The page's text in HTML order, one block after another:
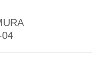
社帰りの人々や女
年配層と、幅広い客
...
に点在する「星野リ
ワインを愛するひぐ
のワインと美味を巡